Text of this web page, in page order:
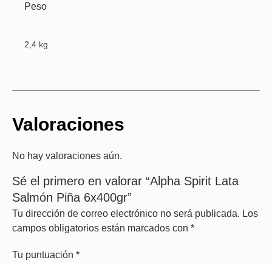
Peso
2,4 kg
Valoraciones
No hay valoraciones aún.
Sé el primero en valorar “Alpha Spirit Lata
Salmón Piña 6x400gr”
Tu dirección de correo electrónico no será publicada. Los
campos obligatorios están marcados con *
Tu puntuación *